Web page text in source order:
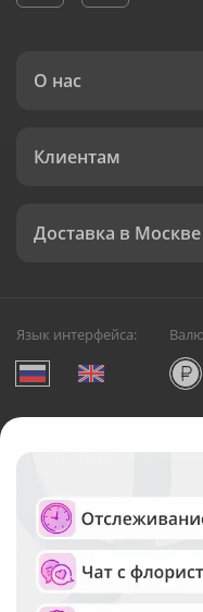
О нас
Клиентам
Доставка в Москве
Язык интерфейса:
Служба
Русский Букет, 2026
Общество с
ОГРН: 1195476081745,
Юридический адрес: г.
д.42, оф. 3